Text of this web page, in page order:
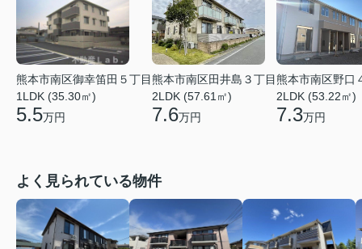
熊本市南区御幸笛田５丁目
1LDK (35.30㎡)
5.5万円
熊本市南区田井島３丁目
2LDK (57.61㎡)
7.6万円
熊本市南区野口
2LDK (53.22㎡)
7.3万円
よく見られている物件